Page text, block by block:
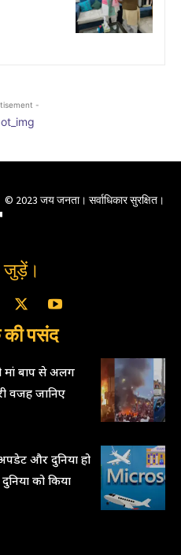
-
© 2023 जय जनता। सर्वाधिकार सुरक्षित।
जुड़ें।
पसंद
मां बाप से अलग
वजह जानिए
और दुनिया हो
को किया